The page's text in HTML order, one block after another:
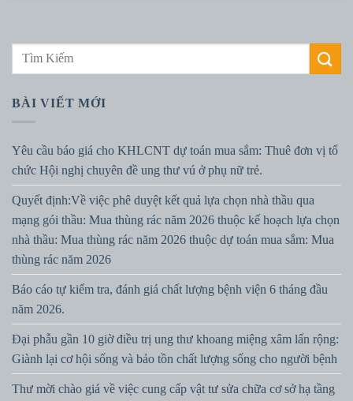
BÀI VIẾT MỚI
Yêu cầu báo giá cho KHLCNT dự toán mua sắm: Thuê đơn vị tổ
chức Hội nghị chuyên đề ung thư vú ở phụ nữ trẻ.
Quyết định:Về việc phê duyệt kết quả lựa chọn nhà thầu qua
mạng gói thầu: Mua thùng rác năm 2026 thuộc kế hoạch lựa chọn
nhà thầu: Mua thùng rác năm 2026 thuộc dự toán mua sắm: Mua
thùng rác năm 2026
Báo cáo tự kiểm tra, đánh giá chất lượng bệnh viện 6 tháng đầu
năm 2026.
Đại phẫu gần 10 giờ điều trị ung thư khoang miệng xâm lấn rộng:
Giành lại cơ hội sống và bảo tồn chất lượng sống cho người bệnh
Thư mời chào giá về việc cung cấp vật tư sửa chữa cơ sở hạ tầng